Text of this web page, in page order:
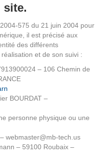
site.
575 du 21 juin 2004 pour
il est précisé aux
des différents
et de son suivi :
– 106 Chemin de
BOURDAT –
personne physique ou une
webmaster@mb-tech.us
– 59100 Roubaix –